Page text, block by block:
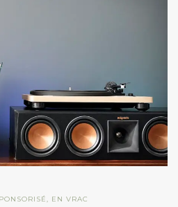
, EN VRAC